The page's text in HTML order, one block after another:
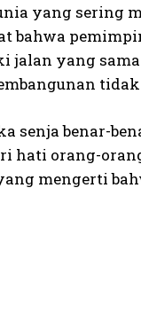
yang sering
bahwa
jalan yang
senja benar-
hati orang-
mengerti